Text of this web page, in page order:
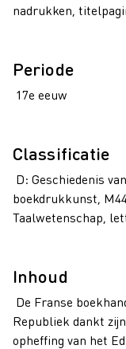
nadrukken,
Periode
17e eeuw
Classificatie
D: Geschiedenis
boekdrukkunst,
Taalwetenschap,
Inhoud
De Franse
Republiek dankt
opheffing van het